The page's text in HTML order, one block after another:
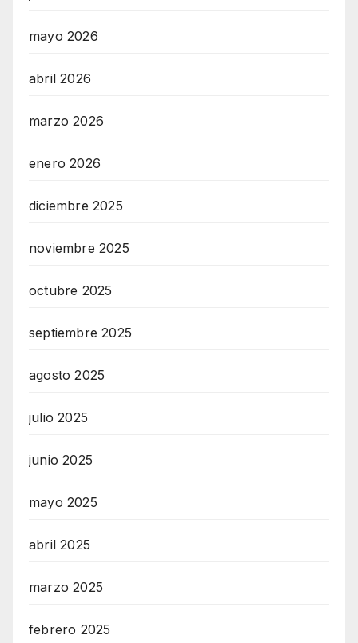
mayo 2026
abril 2026
marzo 2026
enero 2026
diciembre 2025
noviembre 2025
octubre 2025
septiembre 2025
agosto 2025
julio 2025
junio 2025
mayo 2025
abril 2025
marzo 2025
febrero 2025